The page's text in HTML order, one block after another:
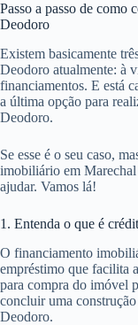
Passo a passo de
Deodoro
Existem basicamente
Deodoro atualmente: à
financiamentos. E está
a última opção para
Deodoro.
Se esse é o seu caso,
imobiliário em Marechal
ajudar. Vamos lá!
1. Entenda o que é
O financiamento
empréstimo que facilita
para compra do imóvel
concluir uma
Deodoro.